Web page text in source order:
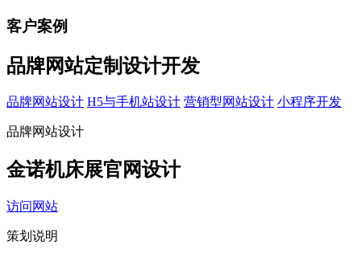
客户案例
品牌网站定制设计开发
品牌网站设计 H5与手机站设计 营销型网站设计 小程序开发
品牌网站设计
金诺机床展官网设计
访问网站
策划说明